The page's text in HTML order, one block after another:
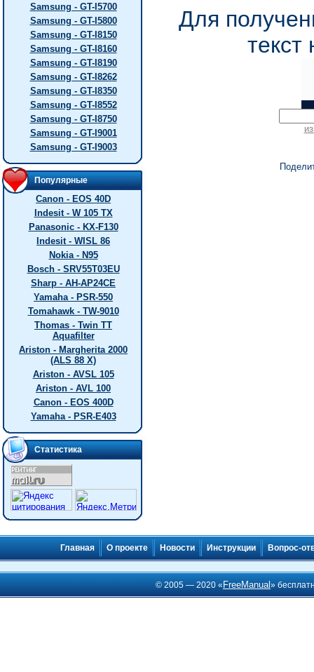
Samsung - GT-I5700
Samsung - GT-I5800
Samsung - GT-I8150
Samsung - GT-I8160
Samsung - GT-I8190
Samsung - GT-I8262
Samsung - GT-I8350
Samsung - GT-I8552
Samsung - GT-I8750
Samsung - GT-I9001
Samsung - GT-I9003
Популярные
Canon - EOS 40D
Indesit - W 105 TX
Panasonic - KX-F130
Indesit - WISL 86
Nokia - N95
Bosch - SRV55T03EU
Sharp - AH-AP24CE
Yamaha - PSR-550
Tomahawk - TW-9010
Thomas - Twin TT
Aquafilter
Ariston - Margherita 2000
(ALS 88 X)
Ariston - AVSL 105
Ariston - AVL 100
Canon - EOS 400D
Yamaha - PSR-E403
Статистика
Для
текст
Главная О проекте Новости Инструкции Вопрос-
© 2005 — 2020 « FreeManual»